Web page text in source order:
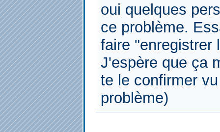
oui quelques
ce problème.
faire "enregistrer
J'espère que ça
te le confirmer
problème)